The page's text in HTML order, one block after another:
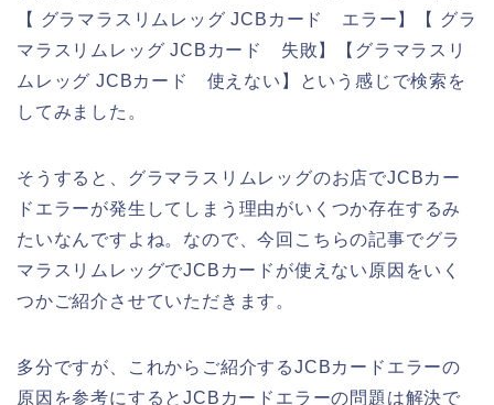
【 グラマラスリムレッグ JCBカード エラー】【 グラ
マラスリムレッグ JCBカード 失敗】【グラマラスリ
ムレッグ JCBカード 使えない】という感じで検索を
してみました。
そうすると、グラマラスリムレッグのお店でJCBカー
ドエラーが発生してしまう理由がいくつか存在するみ
たいなんですよね。なので、今回こちらの記事でグラ
マラスリムレッグでJCBカードが使えない原因をいく
つかご紹介させていただきます。
多分ですが、これからご紹介するJCBカードエラーの
原因を参考にするとJCBカードエラーの問題は解決で